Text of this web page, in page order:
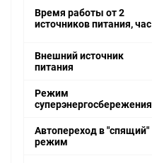
Время работы от 2
источников питания, час
Внешний источник
питания
Режим
суперэнергосбережения
Автопереход в "спящий"
режим